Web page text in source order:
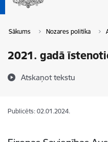
Sākums Nozares politika
2021. gadā
Atskaņot tekstu
Publicēts: 02.01.2024.